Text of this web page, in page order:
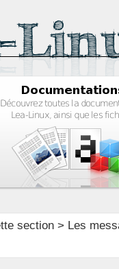
section> Les